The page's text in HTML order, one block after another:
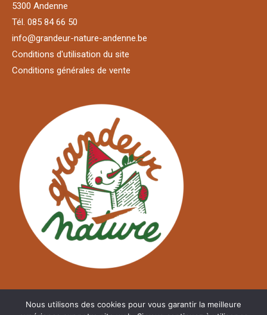
5300 Andenne
Tél. 085 84 66 50
info@grandeur-nature-andenne.be
Conditions d'utilisation du site
Conditions générales de vente
Nous utilisons des cookies pour vous garantir la meilleure